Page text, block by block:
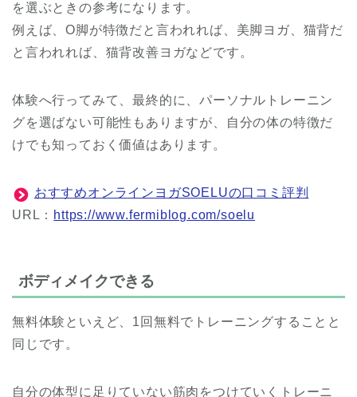
を選ぶときの参考になります。
例えば、O脚が特徴だと言われれば、美脚ヨガ、猫背だ
と言われれば、猫背改善ヨガなどです。
体験へ行ってみて、最終的に、パーソナルトレーニン
グを選ばない可能性もありますが、自分の体の特徴だ
けでも知っておく価値はあります。
おすすめオンラインヨガSOELUの口コミ評判
URL： https://www.fermiblog.com/soelu
ボディメイクできる
無料体験といえど、1回無料でトレーニングすることと
同じです。
自分の体型に足りていない筋肉をつけていくトレーニ